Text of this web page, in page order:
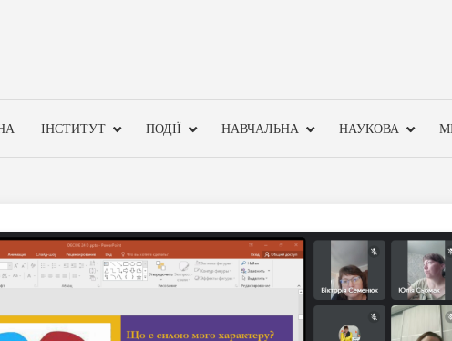
ІНСТИТУТ ПОДІЇ НАВЧАЛЬНА НАУКОВА